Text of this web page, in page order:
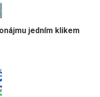
jedním klikem